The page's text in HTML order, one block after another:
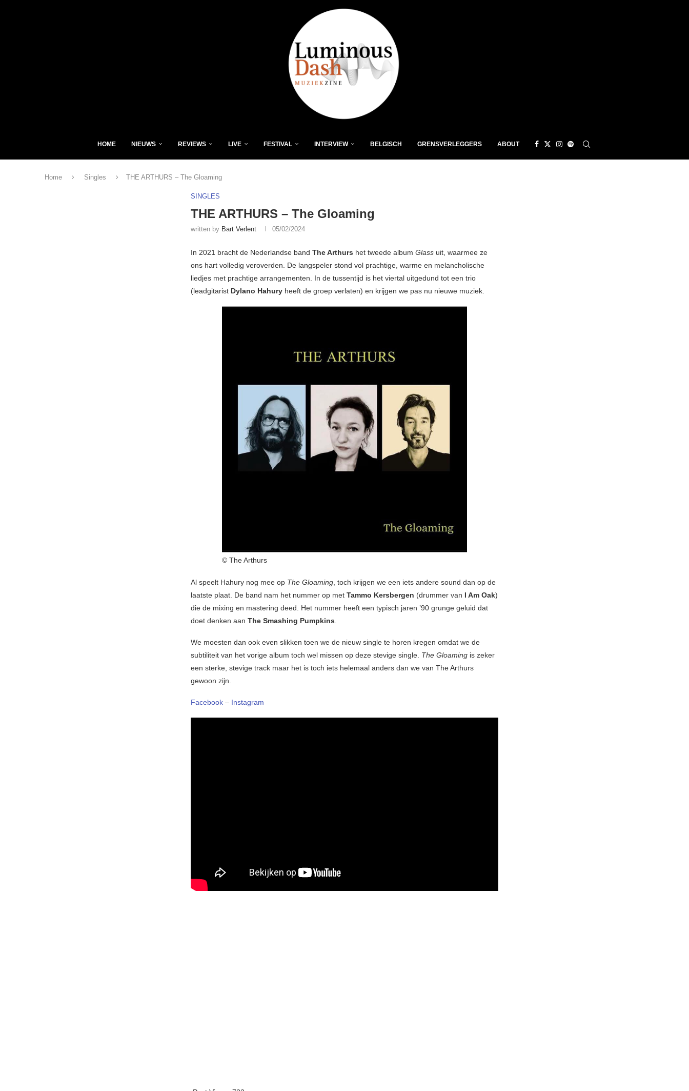
HOME NIEUWS REVIEWS LIVE FESTIVAL INTERVIEW BELGISCH GRENSVERLEGGERS ABOUT
Home Singles THE ARTHURS – The Gloaming
SINGLES
THE ARTHURS – The Gloaming
written by Bart Verlent 05/02/2024
In 2021 bracht de Nederlandse band The Arthurs het tweede album Glass uit, waarmee ze
ons hart volledig veroverden. De langspeler stond vol prachtige, warme en melancholische
liedjes met prachtige arrangementen. In de tussentijd is het viertal uitgedund tot een trio
(leadgitarist Dylano Hahury heeft de groep verlaten) en krijgen we pas nu nieuwe muziek.
© The Arthurs
Al speelt Hahury nog mee op The Gloaming, toch krijgen we een iets andere sound dan op de
laatste plaat. De band nam het nummer op met Tammo Kersbergen (drummer van I Am Oak)
die de mixing en mastering deed. Het nummer heeft een typisch jaren ’90 grunge geluid dat
doet denken aan The Smashing Pumpkins.
We moesten dan ook even slikken toen we de nieuw single te horen kregen omdat we de
subtiliteit van het vorige album toch wel missen op deze stevige single. The Gloaming is zeker
een sterke, stevige track maar het is toch iets helemaal anders dan we van The Arthurs
gewoon zijn.
Facebook – Instagram